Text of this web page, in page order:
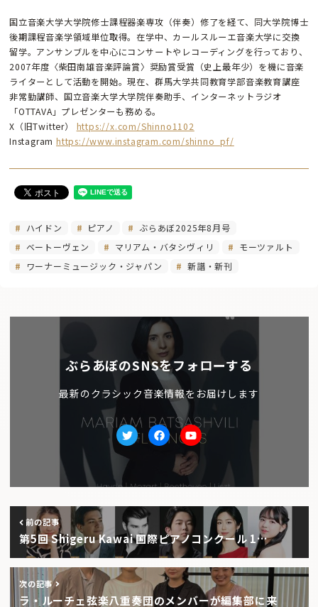
国立音楽大学大学院修士課程器楽専攻（伴奏）修了を経て、同大学院博士
後期課程音楽学領域単位取得。在学中、カールスルーエ音楽大学に交換
留学。アンサンブルを中心にコンサートやレコーディングを行っており、
2007年度〈柴田南雄音楽評論賞〉奨励賞受賞（史上最年少）を機に音楽
ライターとして活動を開始。現在、群馬大学共同教育学部音楽教育講座
非常勤講師、国立音楽大学大学院伴奏助手、インターネットラジオ
「OTTAVA」プレゼンターも務める。
X（旧Twitter） https://x.com/Shinno1102
Instagram https://www.instagram.com/shinno_pf/
ハイドン ピアノ
ぶらあぼ2025年8月号
ベートーヴェン
マリアム・バタシヴィリ
モーツァルト
ワーナーミュージック・ジャパン
新譜・新刊
ぶらあぼのSNSをフォローする
最新のクラシック音楽情報をお届けします
TwitterfacebookYoutube
前の記事
第5回 Shigeru Kawai 国際ピアノコンクール 1…
次の記事
ラ・ルーチェ弦楽八重奏団のメンバーが編集部に来